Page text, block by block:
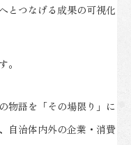
とつなげる成果の可視化
。
物語を「その場限り」に
自治体内外の企業・消費